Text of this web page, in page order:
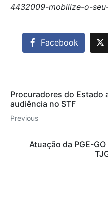
4432009-mobilize-o-
Facebook
Procuradores do Estado
audiência no STF
Previous
Atuação da PGE-